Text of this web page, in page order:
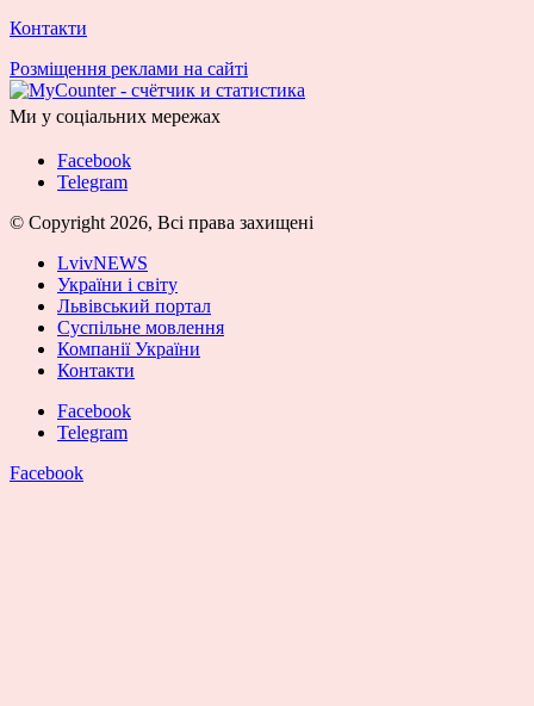
Контакти
Розміщення реклами на сайті
Ми у соціальних мережах
Facebook
Telegram
© Copyright 2026, Всі права захищені
LvivNEWS
України і світу
Львівський портал
Суспільне мовлення
Компанії України
Контакти
Facebook
Telegram
Facebook